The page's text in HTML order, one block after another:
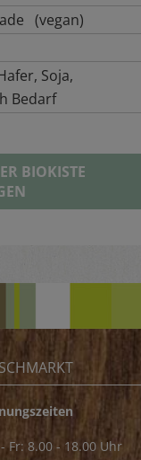
(vegan)
Soja,
Bedarf
BIOKISTE
Fr: 8.00 - 18.00 Uhr